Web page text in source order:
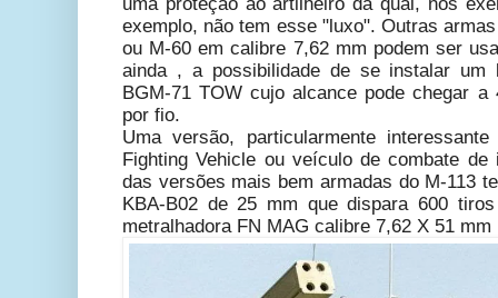
exemplo, não tem esse "luxo". Outras
ou M-60 em calibre 7,62 mm podem ser
ainda , a possibilidade de se instalar um
BGM-71 TOW cujo alcance pode chegar
por fio.
Uma versão, particularmente
Fighting Vehicle ou veículo de combate
das versões mais bem armadas do M-113
KBA-B02 de 25 mm que dispara 600
metralhadora FN MAG calibre 7,62 X 51 mm